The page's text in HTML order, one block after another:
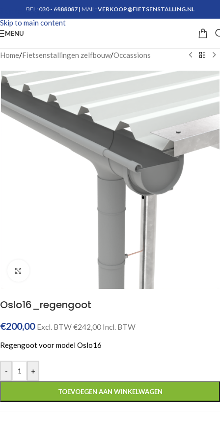
Skip to navigation
Skip to main content
BEL: 030 - 6888087| MAIL:VERKOOP@FIETSENSTALLING.NL
MENU
Home/Fietsenstallingen zelfbouw/Occassions
Oslo16_regengoot
€200,00 Excl. BTW€242,00 Incl. BTW
Regengoot voor model Oslo16
- +
TOEVOEGEN AAN WINKELWAGEN